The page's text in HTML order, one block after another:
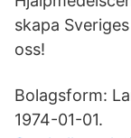
skapa
oss!
Bolagsform:
1974-01-01.